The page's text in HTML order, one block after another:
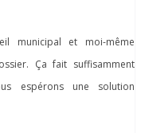
municipal et moi-même
Ça fait suffisamment
espérons une solution